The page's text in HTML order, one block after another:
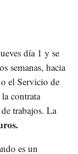
día 1 y se
semanas, hacia
el Servicio de
contrata
trabajos. La
es un